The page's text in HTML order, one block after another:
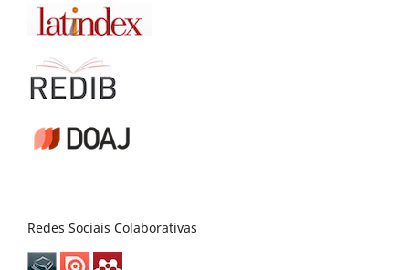
Redes Sociais Colaborativas